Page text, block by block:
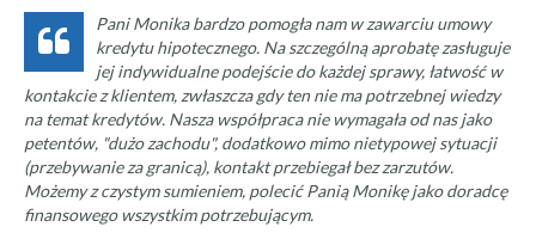
Pani Monika bardzo pomogła nam w zawarciu umowy
kredytu hipotecznego. Na szczególną aprobatę zasługuje
jej indywidualne podejście do każdej sprawy, łatwość w
kontakcie z klientem, zwłaszcza gdy ten nie ma potrzebnej wiedzy
na temat kredytów. Nasza współpraca nie wymagała od nas jako
petentów, "dużo zachodu", dodatkowo mimo nietypowej sytuacji
(przebywanie za granicą), kontakt przebiegał bez zarzutów.
Możemy z czystym sumieniem, polecić Panią Monikę jako doradcę
finansowego wszystkim potrzebującym.